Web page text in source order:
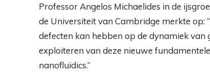
Professor Angelos Michaelides in de
de Universiteit van Cambridge merkte op:
defecten kan hebben op de dynamiek
exploiteren van deze nieuwe
nanofluïdics.”